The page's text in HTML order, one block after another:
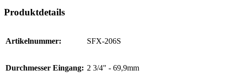
Produktdetails
Artikelnummer: SFX-206S
Durchmesser Eingang: 2 3/4" - 69,9mm